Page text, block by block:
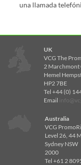
una llamada
UK
VCG The
2 Marchmont
Hemel
HP2 7BE
Tel +44 (0)
Email
Australia
VCG
Level 26, 44
Sydney NSW
2000
Tel +61 2